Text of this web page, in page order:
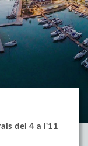
del 4 a l'11